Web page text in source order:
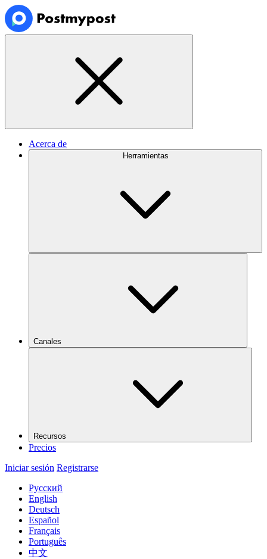
Acerca de
Herramientas
Canales
Recursos
Precios
Iniciar sesión Registrarse
Русский
English
Deutsch
Español
Français
Português
中文